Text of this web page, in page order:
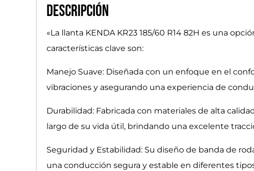
Descripción
«La llanta KENDA KR23 185/60 R14 82H es una
características clave son:
Manejo Suave: Diseñada con un enfoque en el
vibraciones y asegurando una experiencia de
Durabilidad: Fabricada con materiales de alta
largo de su vida útil, brindando una excelente
Seguridad y Estabilidad: Su diseño de banda de
una conducción segura y estable en diferentes